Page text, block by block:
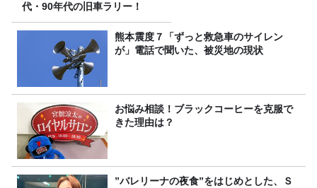
代・90年代の旧車ラリー！
熊本震度７「ずっと救急車のサイレン
が」電話で聞いた、被災地の現状
お悩み相談！ブラックコーヒーを克服で
きた理由は？
”バレリーナの夜食”をはじめとした、Ｓ